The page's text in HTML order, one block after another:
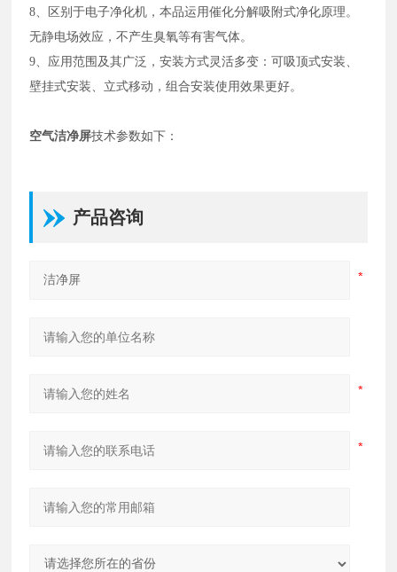
8、区别于电子净化机，本品运用催化分解吸附式净化原理。
无静电场效应，不产生臭氧等有害气体。
9、应用范围及其广泛，安装方式灵活多变：可吸顶式安装、
壁挂式安装、立式移动，组合安装使用效果更好。
空气洁净屏技术参数如下：
产品咨询